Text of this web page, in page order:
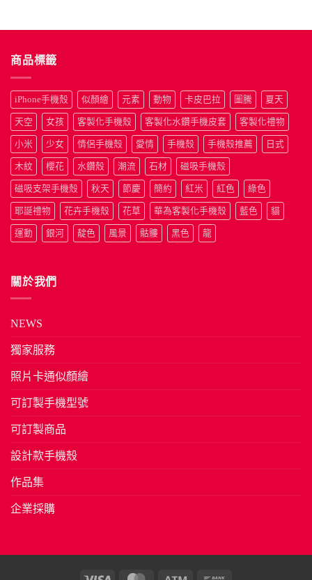
商品標籤
iPhone手機殼 似顏繪 元素 動物 卡皮巴拉 圖騰 夏天
天空 女孩 客製化手機殼 客製化水鑽手機皮套 客製化禮物
小米 少女 情侶手機殼 愛情 手機殼 手機殼推薦 日式
木紋 櫻花 水鑽殼 潮流 石材 磁吸手機殼
磁吸支架手機殼 秋天 節慶 簡約 紅米 紅色 綠色
耶誕禮物 花卉手機殼 花草 華為客製化手機殼 藍色 貓
運動 銀河 靛色 風景 骷髏 黑色 龍
關於我們
NEWS
獨家服務
照片卡通似顏繪
可訂製手機型號
可訂製商品
設計款手機殼
作品集
企業採購